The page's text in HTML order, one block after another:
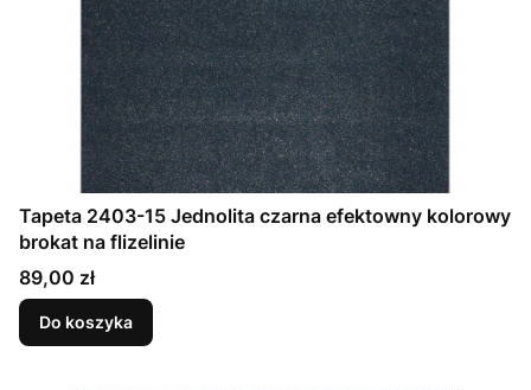
Tapeta 2403-15 Jednolita czarna efektowny kolorowy
brokat na flizelinie
Cena
89,00 zł
Do koszyka